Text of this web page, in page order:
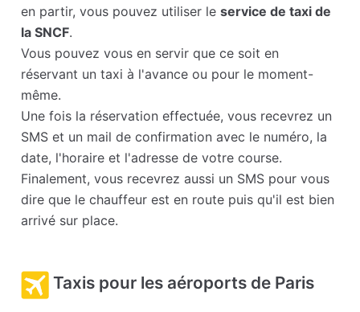
en partir, vous pouvez utiliser leservice de taxi de
la SNCF.
Vous pouvez vous en servir que ce soit en
réservant un taxi à l'avance ou pour le moment-
même.
Une fois la réservation effectuée, vous recevrez un
SMS et un mail de confirmation avec le numéro, la
date, l'horaire et l'adresse de votre course.
Finalement, vous recevrez aussi un SMS pour vous
dire que le chauffeur est en route puis qu'il est bien
arrivé sur place.
Taxis pour les aéroports de Paris